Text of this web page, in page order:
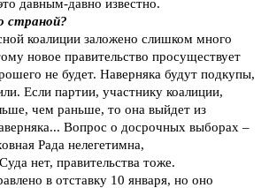
давным-давно известно.
страной?
коалиции заложено слишком много
новое правительство просуществует
не будет. Наверняка будут подкупы,
Если партии, участнику коалиции,
чем раньше, то она выйдет из
Вопрос о досрочных выборах –
Рада нелегетимна,
нет, правительства тоже.
в отставку 10 января, но оно